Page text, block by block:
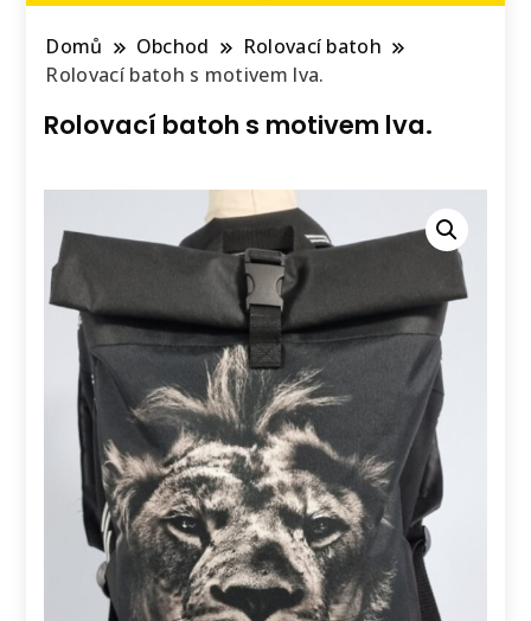
Domů Obchod
Rolovací batoh
Rolovací batoh s motivem lva.
Rolovací batoh s motivem lva.